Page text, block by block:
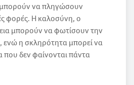
μπορούν να πληγώσουν
φορές. Η καλοσύνη, ο
μπορούν να φωτίσουν την
η σκληρότητα μπορεί να
που δεν φαίνονται πάντα